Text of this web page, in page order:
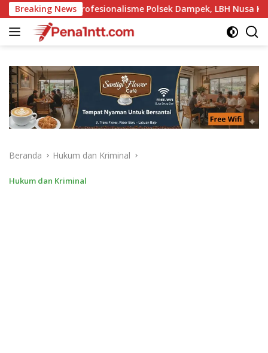
Langsung
ke
konten
Breaking News
Polsek Dampek, LBH Nusa Komodo Dorong Penerapan
Beranda Hukum dan Kriminal
Hukum dan Kriminal